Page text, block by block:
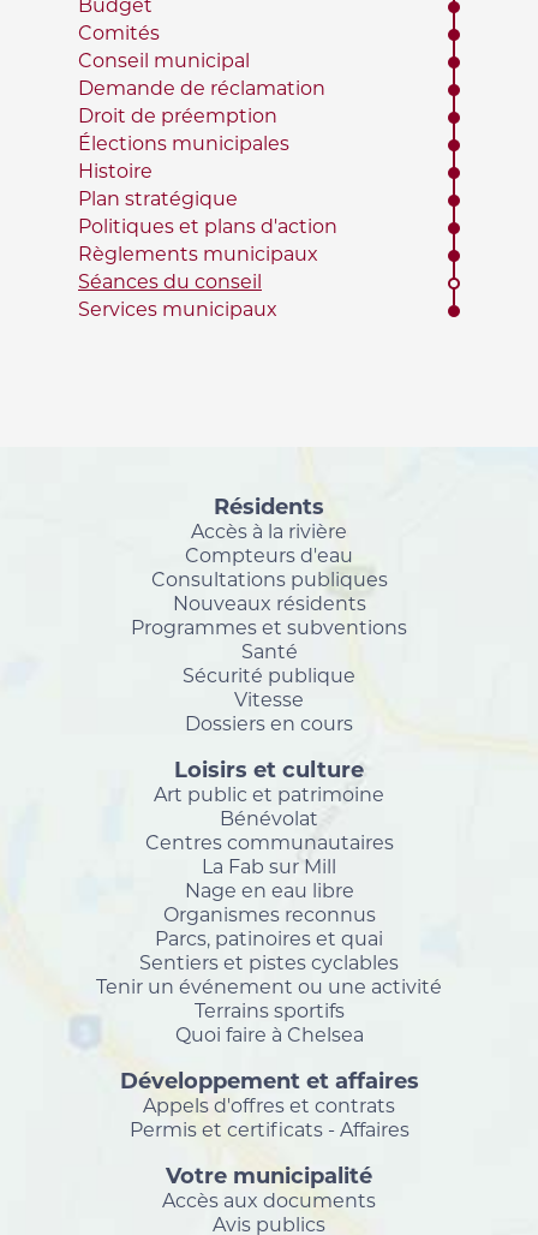
Budget
Comités
Conseil municipal
Demande de réclamation
Droit de préemption
Élections municipales
Histoire
Plan stratégique
Politiques et plans d'action
Règlements municipaux
Séances du conseil
Services municipaux
Résidents
Accès à la rivière
Compteurs d'eau
Consultations publiques
Nouveaux résidents
Programmes et subventions
Santé
Sécurité publique
Vitesse
Dossiers en cours
Loisirs et culture
Art public et patrimoine
Bénévolat
Centres communautaires
La Fab sur Mill
Nage en eau libre
Organismes reconnus
Parcs, patinoires et quai
Sentiers et pistes cyclables
Tenir un événement ou une activité
Terrains sportifs
Quoi faire à Chelsea
Développement et affaires
Appels d'offres et contrats
Permis et certificats - Affaires
Votre municipalité
Accès aux documents
Avis publics